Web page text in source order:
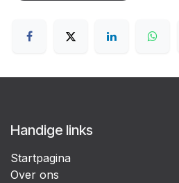
Handige links
Startpagina
Over ons